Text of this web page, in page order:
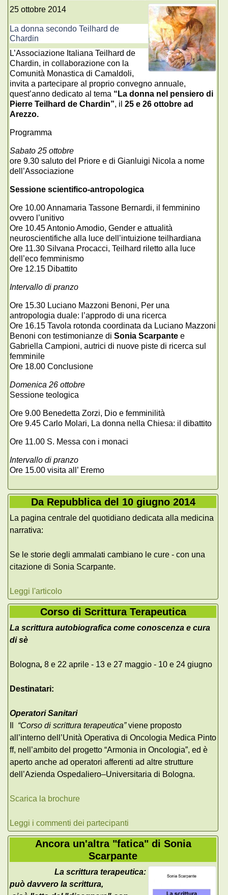
25 ottobre 2014
La donna secondo Teilhard de
Chardin
L’Associazione Italiana Teilhard de
Chardin, in collaborazione con la
Comunità Monastica di Camaldoli,
invita a partecipare al proprio convegno annuale,
quest’anno dedicato al tema “La donna nel pensiero di
Pierre Teilhard de Chardin”, il 25 e 26 ottobre ad
Arezzo.
Programma
Sabato 25 ottobre
ore 9.30 saluto del Priore e di Gianluigi Nicola a nome
dell’Associazione
Sessione scientifico-antropologica
Ore 10.00 Annamaria Tassone Bernardi, il femminino
ovvero l’unitivo
Ore 10.45 Antonio Amodio, Gender e attualità
neuroscientifiche alla luce dell’intuizione teilhardiana
Ore 11.30 Silvana Procacci, Teilhard riletto alla luce
dell’eco femminismo
Ore 12.15 Dibattito
Intervallo di pranzo
Ore 15.30 Luciano Mazzoni Benoni, Per una
antropologia duale: l’approdo di una ricerca
Ore 16.15 Tavola rotonda coordinata da Luciano Mazzoni
Benoni con testimonianze di Sonia Scarpante e
Gabriella Campioni, autrici di nuove piste di ricerca sul
femminile
Ore 18.00 Conclusione
Domenica 26 ottobre
Sessione teologica
Ore 9.00 Benedetta Zorzi, Dio e femminilità
Ore 9.45 Carlo Molari, La donna nella Chiesa: il dibattito
Ore 11.00 S. Messa con i monaci
Intervallo di pranzo
Ore 15.00 visita all’ Eremo
Da Repubblica del 10 giugno 2014
La pagina centrale del quotidiano dedicata alla medicina
narrativa:
Se le storie degli ammalati cambiano le cure - con una
citazione di Sonia Scarpante.
Leggi l'articolo
Corso di Scrittura Terapeutica
La scrittura autobiografica come conoscenza e cura
di sè
Bologna, 8 e 22 aprile - 13 e 27 maggio - 10 e 24 giugno
Destinatari:
Operatori Sanitari
“Corso di scrittura terapeutica”viene proposto
all’interno dell’Unità Operativa di Oncologia Medica Pinto
ff, nell’ambito del progetto “Armonia in Oncologia”, ed è
aperto anche ad operatori afferenti ad altre strutture
dell’Azienda Ospedaliero–Universitaria di Bologna.
Scarica la brochure
Leggi i commenti dei partecipanti
Ancora un'altra "fatica" di Sonia
Scarpante
La scrittura terapeutica:
può davvero la scrittura,